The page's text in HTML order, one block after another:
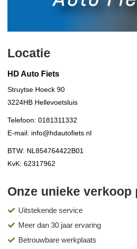
Locatie
HD Auto Fiets
Struytse Hoeck 90
3224HB Hellevoetsluis
Telefoon: 0181311332
E-mail: info@hdautofiets.nl
BTW: NL854764422B01
KvK: 62317962
Onze unieke verkoop
Uitstekende service
Meer dan 30 jaar ervaring
Betrouwbare werkplaats